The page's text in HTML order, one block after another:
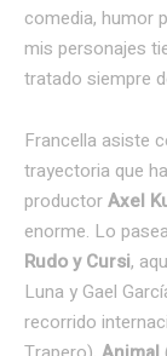
comedia, humor
mis personajes
tratado siempre
Francella asiste
trayectoria que
productorAxel
enorme. Lo
Rudo y Cursi,
Luna y Gael
recorrido